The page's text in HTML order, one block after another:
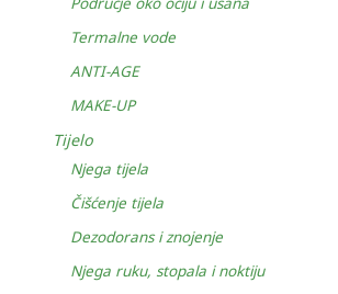
Termalne vode
ANTI-AGE
MAKE-UP
Tijelo
Njega tijela
Čišćenje tijela
Dezodorans i znojenje
Njega ruku, stopala i noktiju